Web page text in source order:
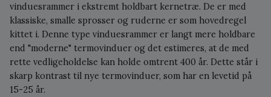
vinduesrammer i ekstremt holdbart kernetræ. De er med
klassiske, smalle sprosser og ruderne er som hovedregel
kittet i. Denne type vinduesrammer er langt mere holdbare
end "moderne" termovinduer og det estimeres, at de med
rette vedligeholdelse kan holde omtrent 400 år. Dette står i
skarp kontrast til nye termovinduer, som har en levetid på
15-25 år.